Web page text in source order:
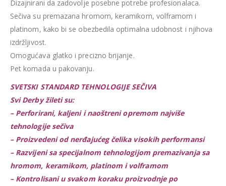
Dizajnirani da zadovolje posebne potrebe profesionalaca.
Sečiva su premazana hromom, keramikom, volframom i
platinom, kako bi se obezbedila optimalna udobnost i njihova
izdržljivost.
Omogućava glatko i precizno brijanje.
Pet komada u pakovanju.
SVETSKI STANDARD TEHNOLOGIJE SEČIVA
Svi Derby žileti su:
– Perforirani, kaljeni i naoštreni opremom najviše
tehnologije sečiva
– Proizvedeni od nerđajućeg čelika visokih performansi
– Razvijeni sa specijalnom tehnologijom premazivanja sa
hromom, keramikom, platinom i volframom
– Kontrolisani u svakom koraku proizvodnje po